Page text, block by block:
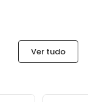
Ver tudo